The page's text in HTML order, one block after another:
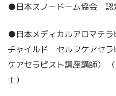
●日本スノードーム協会 認
●日本メディカルアロマテラ
チャイルド セルフケアセラ
ケアセラピスト講座講師）
士）